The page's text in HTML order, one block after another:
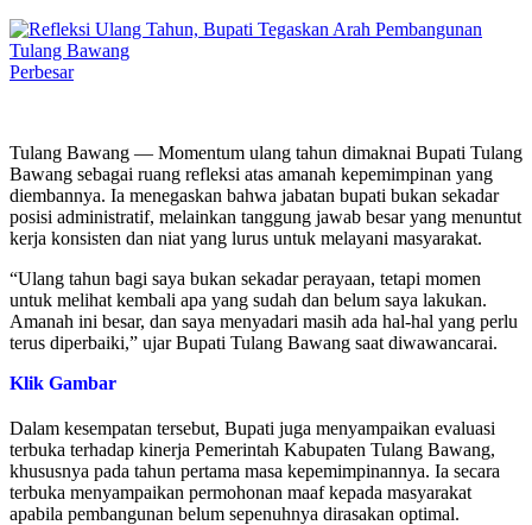
Perbesar
Tulang Bawang — Momentum ulang tahun dimaknai Bupati Tulang
Bawang sebagai ruang refleksi atas amanah kepemimpinan yang
diembannya. Ia menegaskan bahwa jabatan bupati bukan sekadar
posisi administratif, melainkan tanggung jawab besar yang menuntut
kerja konsisten dan niat yang lurus untuk melayani masyarakat.
“Ulang tahun bagi saya bukan sekadar perayaan, tetapi momen
untuk melihat kembali apa yang sudah dan belum saya lakukan.
Amanah ini besar, dan saya menyadari masih ada hal-hal yang perlu
terus diperbaiki,” ujar Bupati Tulang Bawang saat diwawancarai.
Klik Gambar
Dalam kesempatan tersebut, Bupati juga menyampaikan evaluasi
terbuka terhadap kinerja Pemerintah Kabupaten Tulang Bawang,
khususnya pada tahun pertama masa kepemimpinannya. Ia secara
terbuka menyampaikan permohonan maaf kepada masyarakat
apabila pembangunan belum sepenuhnya dirasakan optimal.